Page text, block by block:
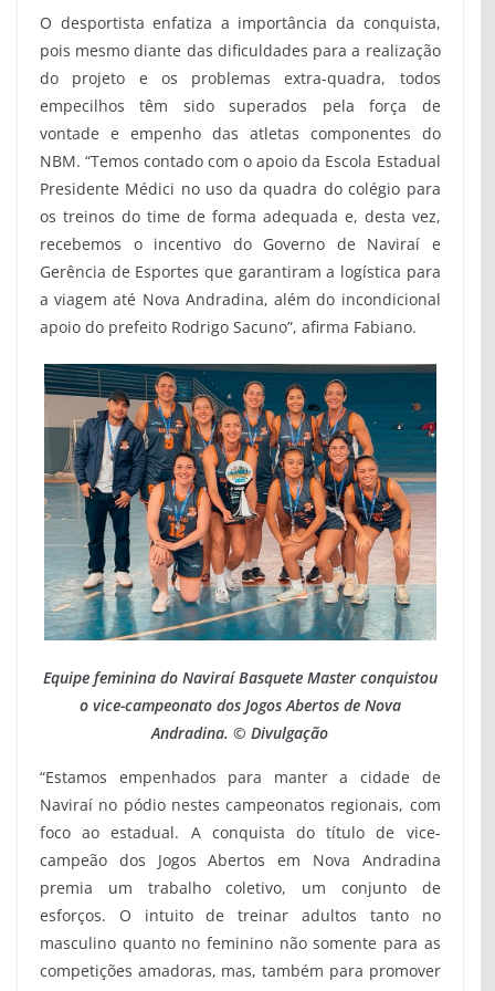
O desportista enfatiza a importância da conquista,
pois mesmo diante das dificuldades para a realização
do projeto e os problemas extra-quadra, todos
empecilhos têm sido superados pela força de
vontade e empenho das atletas componentes do
NBM. “Temos contado com o apoio da Escola Estadual
Presidente Médici no uso da quadra do colégio para
os treinos do time de forma adequada e, desta vez,
recebemos o incentivo do Governo de Naviraí e
Gerência de Esportes que garantiram a logística para
a viagem até Nova Andradina, além do incondicional
apoio do prefeito Rodrigo Sacuno”, afirma Fabiano.
Equipe feminina do Naviraí Basquete Master conquistou
o vice-campeonato dos Jogos Abertos de Nova
Andradina. © Divulgação
“Estamos empenhados para manter a cidade de
Naviraí no pódio nestes campeonatos regionais, com
foco ao estadual. A conquista do título de vice-
campeão dos Jogos Abertos em Nova Andradina
premia um trabalho coletivo, um conjunto de
esforços. O intuito de treinar adultos tanto no
masculino quanto no feminino não somente para as
competições amadoras, mas, também para promover